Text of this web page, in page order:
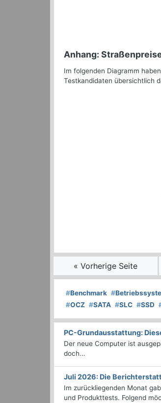
Anhang:
Im folgenden Diagramm
Testkandidaten übersichtlich
« Vorherige Seite
#Benchmark #
#OCZ #SATA #SLC #SSD
PC-Grundausstattung:
Der neue Computer ist
doch...
Juli 2026: Die
Im zurückliegenden Monat
und Produkttests. Folgend